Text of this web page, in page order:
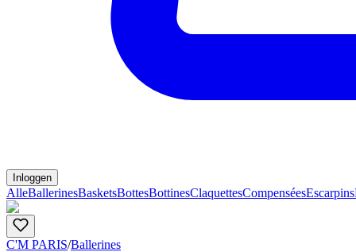
Inloggen
AlleBallerinesBasketsBottesBottinesClaquettesCompenséesEscarpins
C'M PARIS/Ballerines